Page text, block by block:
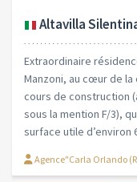
Altavilla
Extraordinaire
Manzoni, au cœur de
cours de construction
sous la mention F/3),
surface utile d’environ
Agence"Carla Orlando